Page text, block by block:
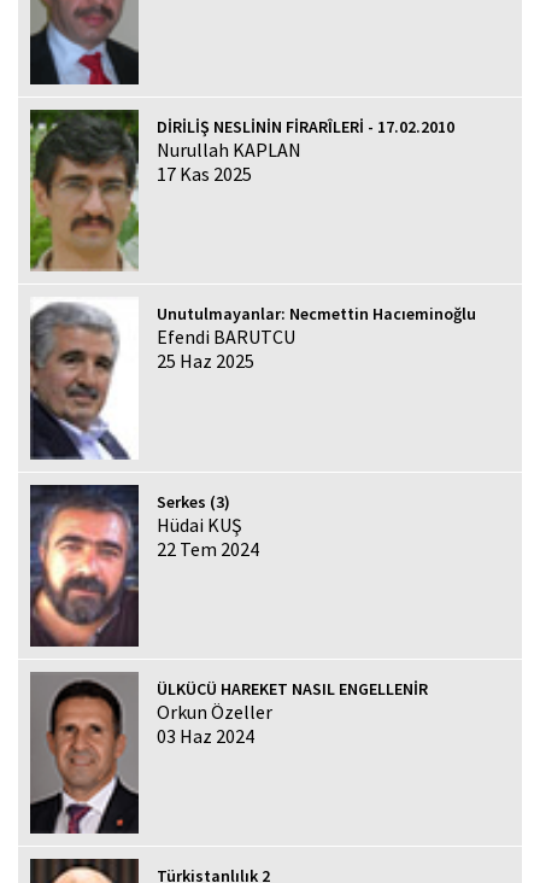
DİRİLİŞ NESLİNİN FİRARÎLERİ - 17.02.2010
Nurullah KAPLAN
17 Kas 2025
Unutulmayanlar: Necmettin Hacıeminoğlu
Efendi BARUTCU
25 Haz 2025
Serkes (3)
Hüdai KUŞ
22 Tem 2024
ÜLKÜCÜ HAREKET NASIL ENGELLENİR
Orkun Özeller
03 Haz 2024
Türkistanlılık 2